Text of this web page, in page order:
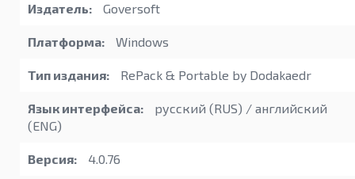
Издатель: Goversoft
Платформа: Windows
Тип издания: RePack & Portable by Dodakaedr
Язык интерфейса:
русский (RUS) / английский
(ENG)
Версия: 4.0.76